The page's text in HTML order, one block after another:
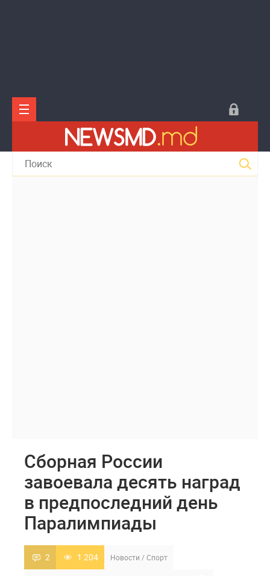
Сборная России
завоевала десять наград
в предпоследний день
Паралимпиады
2 1 204 Новости /Спорт